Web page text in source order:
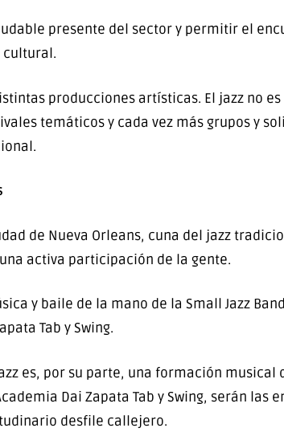
presente del sector y permitir el
cultural.
producciones artísticas. El jazz no
temáticos y cada vez más grupos y
de Nueva Orleans, cuna del jazz
activa participación de la gente.
y baile de la mano de la Small Jazz
Tab y Swing.
es, por su parte, una formación musical
Dai Zapata Tab y Swing, serán las
desfile callejero.